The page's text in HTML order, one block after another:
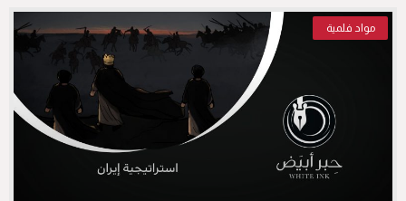
مواد فلمية